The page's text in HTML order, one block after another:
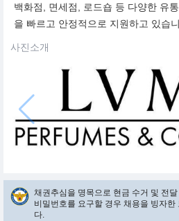
백화점, 면세점, 로드숍 등 다양한 유
을 빠르고 안정적으로 지원하고 있습
사진소개
채권추심을 명목으로 현금 수거 및 전
비밀번호를 요구할 경우 채용을 빙자
다.